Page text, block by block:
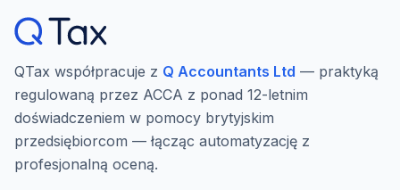
QTax współpracuje z Q Accountants Ltd — praktyką
regulowaną przez ACCA z ponad 12-letnim
doświadczeniem w pomocy brytyjskim
przedsiębiorcom — łącząc automatyzację z
profesjonalną oceną.